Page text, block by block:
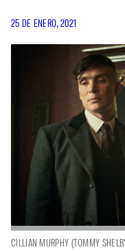
25 DE ENERO, 2021
CILLIAN MURPHY (TOMMY